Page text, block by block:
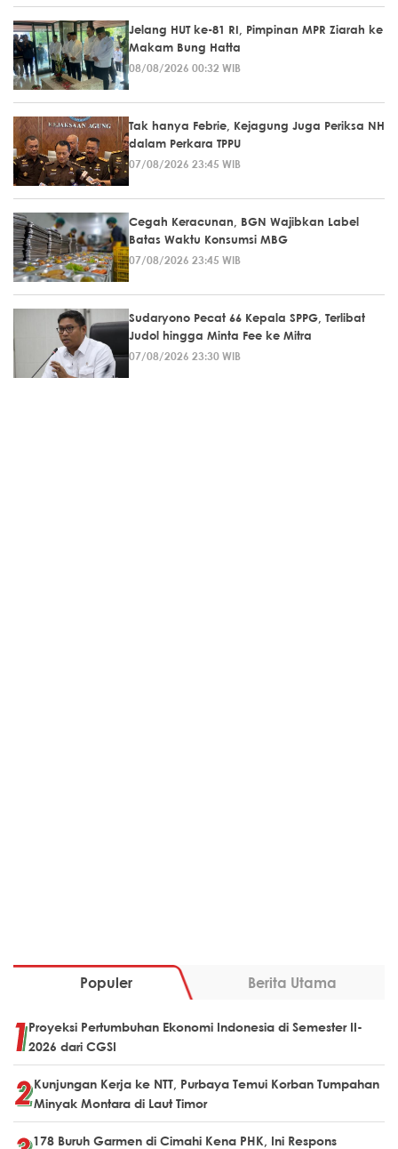
Jelang HUT ke-81 RI, Pimpinan MPR Ziarah ke
Makam Bung Hatta
08/08/2026 00:32 WIB
Tak hanya Febrie, Kejagung Juga Periksa NH
dalam Perkara TPPU
07/08/2026 23:45 WIB
Cegah Keracunan, BGN Wajibkan Label
Batas Waktu Konsumsi MBG
07/08/2026 23:45 WIB
Sudaryono Pecat 66 Kepala SPPG, Terlibat
Judol hingga Minta Fee ke Mitra
07/08/2026 23:30 WIB
Populer Berita Utama
Proyeksi Pertumbuhan Ekonomi Indonesia di Semester II-
2026 dari CGSI
Kunjungan Kerja ke NTT, Purbaya Temui Korban Tumpahan
Minyak Montara di Laut Timor
178 Buruh Garmen di Cimahi Kena PHK, Ini Respons